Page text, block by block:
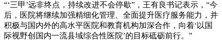
“‘三甲’远非终点，持续改进不会停歇”，王有良书记表示，“今
后，医院将继续加强精细化管理、全面提升医疗服务能力，并
积极与国内外的高水平医院和教育机构加深合作，向着‘以国
际视野创国内一流县域综合性医院’的目标砥砺前行。”